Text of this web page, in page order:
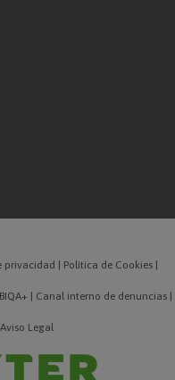
privacidad Política de Cookies|
Canal interno de denuncias
Aviso Legal